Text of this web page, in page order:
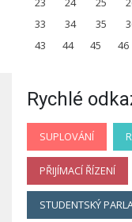
33
34 35
43
44 45 46
Rychlé
SUPLOVÁNÍ
PŘIJÍMACÍ ŘÍZENÍ
STUDENTSKÝ